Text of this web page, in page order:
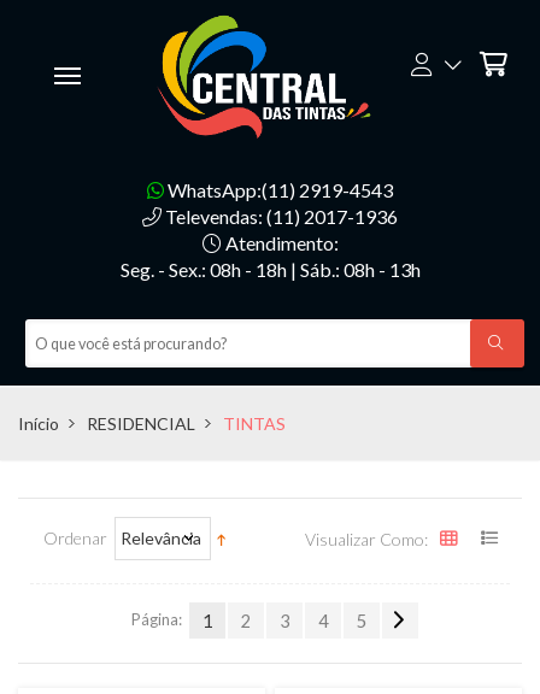
WhatsApp:(11) 2919-4543
Televendas: (11) 2017-1936
Atendimento:
Seg. - Sex.: 08h - 18h | Sáb.: 08h - 13h
Início RESIDENCIAL TINTAS
Ordenar Relevância Visualizar Como:
Página: 1 2 3 4 5